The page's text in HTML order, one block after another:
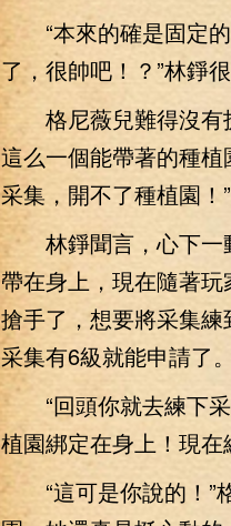
“本來的確是固定的
了，很帥吧！？”林錚
格尼薇兒難得沒有
這么一個能帶著的種
采集，開不了種植園！”
林錚聞言，心下一動
帶在身上，現在隨著
搶手了，想要將采集
采集有6級就能申請了。
“回頭你就去練下采
植園綁定在身上！現
“這可是你說的！”格